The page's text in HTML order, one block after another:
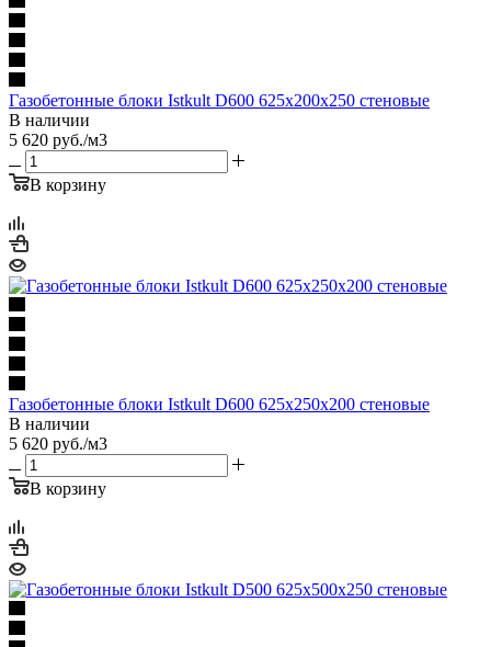
Газобетонные блоки Istkult D600 625х200х250 стеновые
В наличии
5 620 руб./м3
В корзину
Газобетонные блоки Istkult D600 625х250х200 стеновые
В наличии
5 620 руб./м3
В корзину